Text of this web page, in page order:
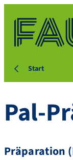
Start
Pal-
Präparation